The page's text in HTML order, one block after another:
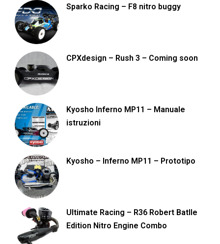
Sparko Racing – F8 nitro buggy
CPXdesign – Rush 3 – Coming soon
Kyosho Inferno MP11 – Manuale
istruzioni
Kyosho – Inferno MP11 – Prototipo
Ultimate Racing – R36 Robert Batlle
Edition Nitro Engine Combo